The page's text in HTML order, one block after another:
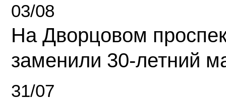
03/08
На Дворцовом
заменили 30-летний
31/07